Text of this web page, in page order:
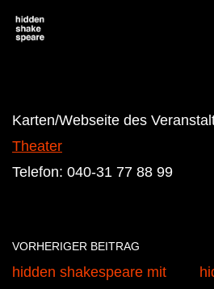
Zum
Karten/Webseite des
Theater
Telefon: 040-31 77 88 99
VORHERIGER BEITRAG
hidden shakespeare mit